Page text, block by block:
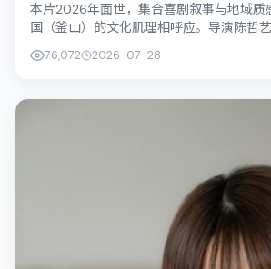
本片2026年面世，集合喜剧叙事与地域质
国（釜山）的文化肌理相呼应。导演陈哲
76,072 2026-07-28